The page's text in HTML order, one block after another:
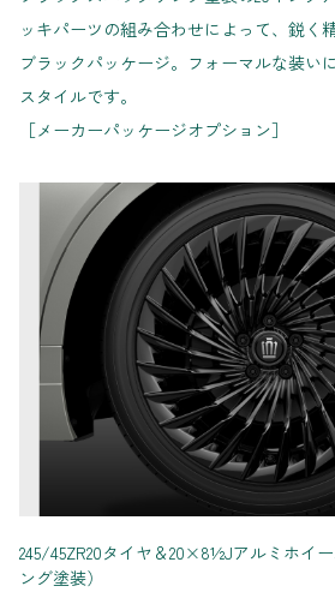
ッキパーツの組み合わせによって、鋭く
ブラックパッケージ。フォーマルな装い
スタイルです。
［メーカーパッケージオプション］
245/45ZR20タイヤ＆20×8½Jアルミホイ
ング塗装）